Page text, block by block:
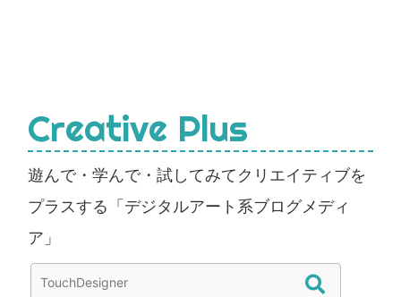
Creative Plus
遊んで・学んで・試してみてクリエイティブを
プラスする「デジタルアート系ブログメディ
ア」